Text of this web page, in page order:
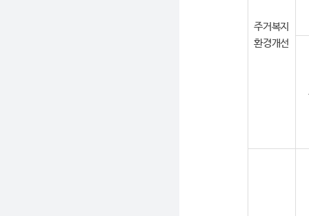
주거복지
환경개선